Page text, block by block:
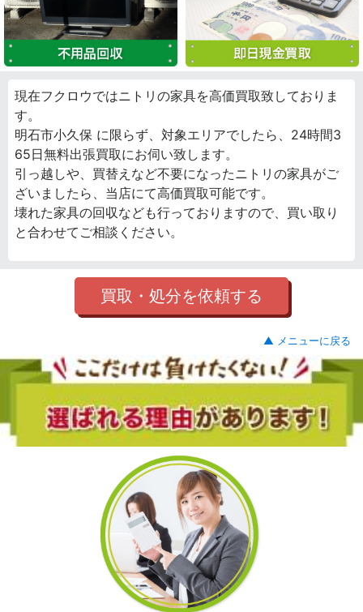
現在フクロウではニトリの家具を高価買取致しておりま
す。
明石市小久保 に限らず、対象エリアでしたら、24時間3
65日無料出張買取にお伺い致します。
引っ越しや、買替えなど不要になったニトリの家具がご
ざいましたら、当店にて高価買取可能です。
壊れた家具の回収なども行っておりますので、買い取り
と合わせてご相談ください。
買取・処分を依頼する
▲ メニューに戻る